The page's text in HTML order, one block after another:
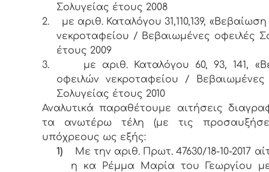
Σολυγείας έτους 2008
2.
με αριθ. Καταλόγου 31,110,139,
νεκροταφείου / Βεβαιωμένες οφειλές
έτους 2009
3.
με αριθ. Καταλόγου 60, 93, 141,
οφειλών νεκροταφείου / Βεβαιωμένες
Σολυγείας έτους 2010
Αναλυτικά παραθέτουμε αιτήσεις
τα ανωτέρω τέλη (με τις
υπόχρεους ως εξής:
1)
Με την αριθ. Πρωτ. 47630/18-10-2017
η κα Ρέμμα Μαρία του Γεωργίου